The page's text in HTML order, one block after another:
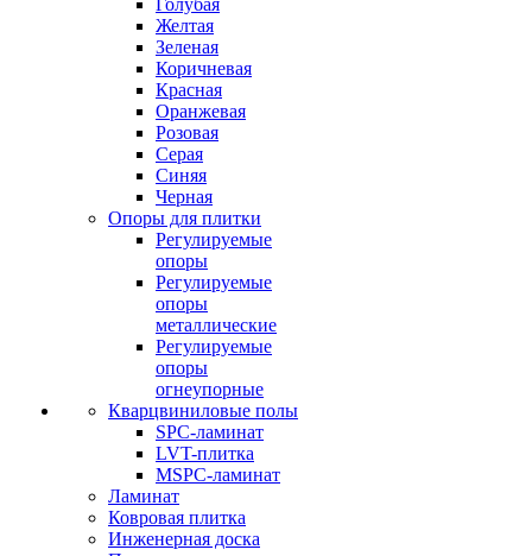
Голубая
Желтая
Зеленая
Коричневая
Красная
Оранжевая
Розовая
Серая
Синяя
Черная
Опоры для плитки
Регулируемые
опоры
Регулируемые
опоры
металлические
Регулируемые
опоры
огнеупорные
Кварцвиниловые полы
SPC-ламинат
LVT-плитка
MSPC-ламинат
Ламинат
Ковровая плитка
Инженерная доска